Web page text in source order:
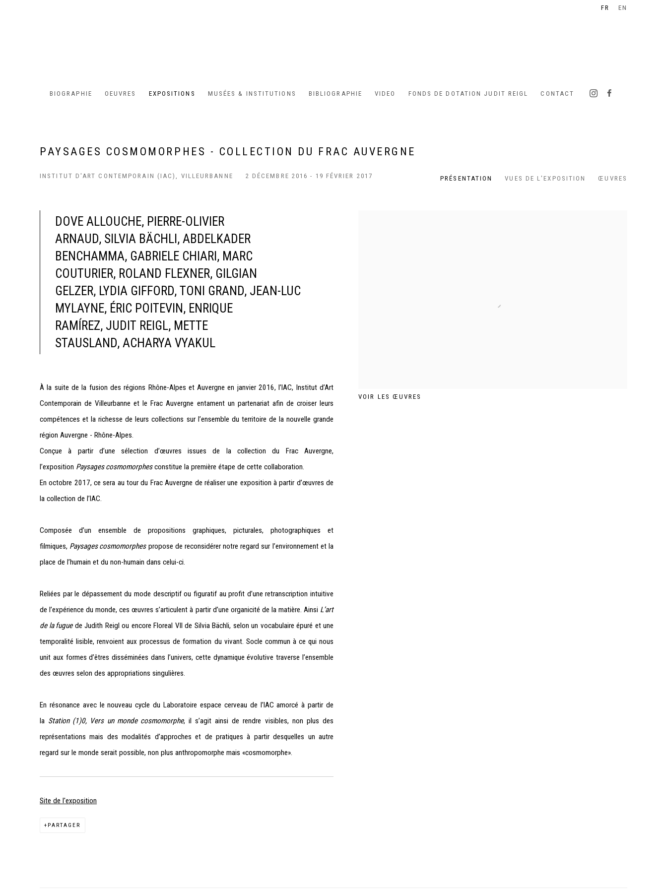
BIOGRAPHIE OEUVRES EXPOSITIONS MUSÉES & INSTITUTIONS BIBLIOGRAPHIE VIDEO FONDS DE DOTATION JUDIT REIGL CONTACT
FR EN
PAYSAGES COSMOMORPHES - COLLECTION DU FRAC AUVERGNE
INSTITUT D'ART CONTEMPORAIN (IAC), VILLEURBANNE 2 DÉCEMBRE 2016 - 19 FÉVRIER 2017 PRÉSENTATION VUES DE L'EXPOSITION ŒUVRES
VOIR LES ŒUVRES
DOVE ALLOUCHE, PIERRE-OLIVIER
ARNAUD, SILVIA BÄCHLI , ABDELKADER
BENCHAMMA, GABRIELE CHIARI , MARC
COUTURIER, ROLAND FLEXNER, GILGIAN
GELZER, LYDIA GIFFORD, TONI GRAND, JEAN-LUC
MYLAYNE, ÉRIC POITEVIN , ENRIQUE
RAMÍREZ, JUDIT REIGL, METTE
STAUSLAND, ACHARYA VYAKUL
À la suite de la fusion des régions Rhône-Alpes et Auvergne en janvier 2016, l’IAC, Institut d’Art
Contemporain de Villeurbanne et le Frac Auvergne entament un partenariat afin de croiser leurs
compétences et la richesse de leurs collections sur l’ensemble du territoire de la nouvelle grande
région Auvergne - Rhône-Alpes.
Conçue à partir d’une sélection d’œuvres issues de la collection du Frac Auvergne,
l’exposition Paysages cosmomorphesconstitue la première étape de cette collaboration.
En octobre 2017, ce sera au tour du Frac Auvergne de réaliser une exposition à partir d’œuvres de
la collection de l’IAC.
Composée d’un ensemble de propositions graphiques, picturales, photographiques et
filmiques, Paysages cosmomorphespropose de reconsidérer notre regard sur l’environnement et la
place de l’humain et du non-humain dans celui-ci.
Reliées par le dépassement du mode descriptif ou figuratif au profit d’une retranscription intuitive
de l’expérience du monde, ces œuvres s’articulent à partir d’une organicité de la matière. Ainsi L’art
de la fuguede Judith Reigl ou encore Floreal VII de Silvia Bächli, selon un vocabulaire épuré et une
temporalité lisible, renvoient aux processus de formation du vivant. Socle commun à ce qui nous
unit aux formes d’êtres disséminées dans l’univers, cette dynamique évolutive traverse l’ensemble
des œuvres selon des appropriations singulières.
En résonance avec le nouveau cycle du Laboratoire espace cerveau de l’IAC amorcé à partir de
la Station (1)0, Vers un monde cosmomorphe, il s’agit ainsi de rendre visibles, non plus des
représentations mais des modalités d’approches et de pratiques à partir desquelles un autre
regard sur le monde serait possible, non plus anthropomorphe mais «cosmomorphe».
Site de l'exposition
PARTAGER